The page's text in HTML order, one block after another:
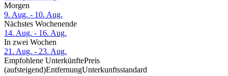
Morgen
9. Aug. - 10. Aug.
Nächstes Wochenende
14. Aug. - 16. Aug.
In zwei Wochen
21. Aug. - 23. Aug.
Empfohlene UnterkünftePreis
(aufsteigend)EntfernungUnterkunftsstandard